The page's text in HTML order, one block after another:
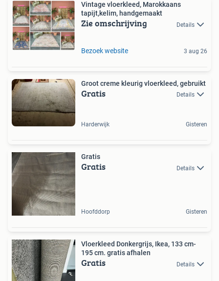
Vintage vloerkleed, Marokkaans
tapijt,kelim, handgemaakt
Zie omschrijving Details
Bezoek website 3 aug 26
Groot creme kleurig vloerkleed, gebruikt
Gratis Details
Harderwijk Gisteren
Gratis
Gratis Details
Hoofddorp Gisteren
Vloerkleed Donkergrijs, Ikea, 133 cm-
195 cm. gratis afhalen
Gratis Details